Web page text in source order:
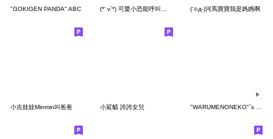
"GOKIGEN PANDA" ABC (‘⊙д-)河馬寶寶我是媽媽啊
小吉娃娃Minmin叫爸爸 小鯊貓 誇誇女兒